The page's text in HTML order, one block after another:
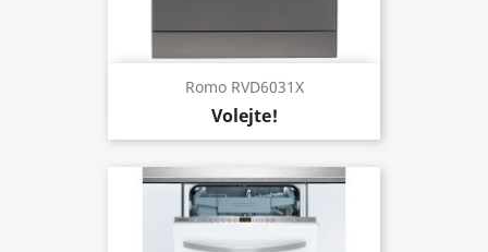
Romo RVD6031X
Volejte!